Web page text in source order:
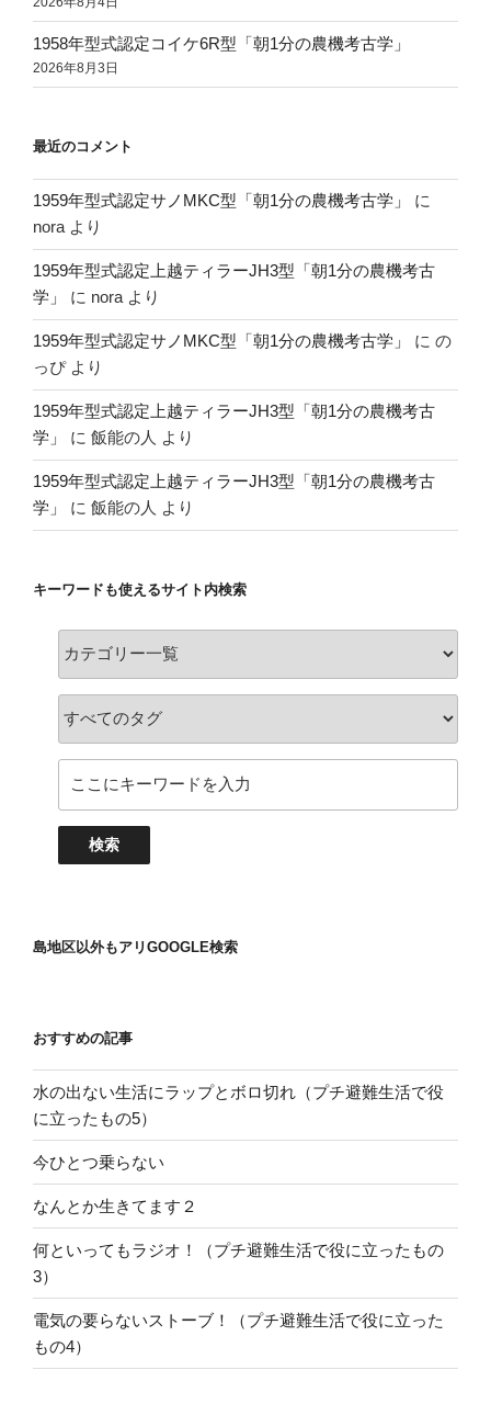
1958年型式認定コイケ6R型「朝1分の農機考古学」
2026年8月3日
最近のコメント
1959年型式認定サノMKC型「朝1分の農機考古学」
に
nora より
1959年型式認定上越ティラーJH3型「朝1分の農機考古
学」
に nora より
1959年型式認定サノMKC型「朝1分の農機考古学」 に の
っぴより
1959年型式認定上越ティラーJH3型「朝1分の農機考古
学」
に 飯能の人 より
1959年型式認定上越ティラーJH3型「朝1分の農機考古
学」
に 飯能の人 より
キーワードも使えるサイト内検索
島地区以外もアリGOOGLE検索
おすすめの記事
水の出ない生活にラップとボロ切れ（プチ避難生活で役
に立ったもの5）
今ひとつ乗らない
なんとか生きてます２
何といってもラジオ！（プチ避難生活で役に立ったもの
3）
電気の要らないストーブ！（プチ避難生活で役に立った
もの4）